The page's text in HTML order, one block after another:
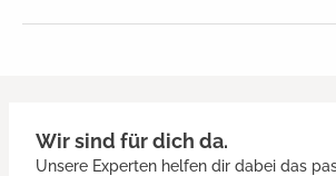
Wir sind für dich da.
Unsere Experten helfen dir dabei das